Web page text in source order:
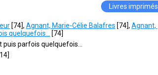
Livres imprimés
[74], Agnant, Marie-Célie Balafres [74], Agnant,
quelquefois...
[74]
parfois quelquefois...
]